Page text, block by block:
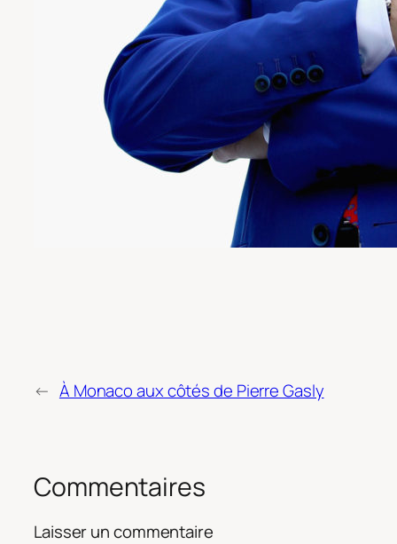
← À Monaco aux côtés de Pierre Gasly
Commentaires
Laisser un commentaire